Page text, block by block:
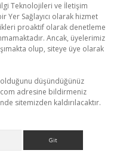
Teknolojileri ve İletişim
Yer Sağlayıcı olarak hizmet
proaktif olarak denetleme
Ancak, üyelerimiz
olup, siteye üye olarak
olduğunu düşündüğünüz
adresine bildirmeniz
sitemizden kaldırılacaktır.